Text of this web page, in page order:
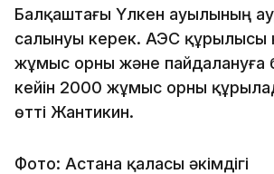
Балқаштағы Үлкен ауылының
салынуы керек. АЭС құрылысы
жұмыс орны және пайдалануға
кейін 2000 жұмыс орны
өтті Жантикин.
Фото: Астана қаласы әкімдігі